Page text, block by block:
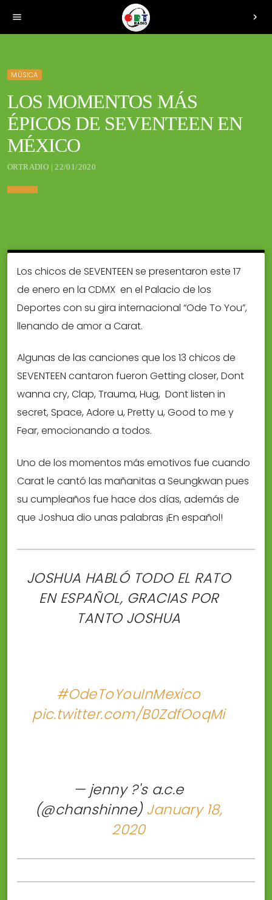
menu chevron_right
MÚSICA
LOS MOMENTOS MÁS
ÉPICOS DE SEVENTEEN EN
MÉXICO
ORTRADIO | 22/01/2020
Los chicos de SEVENTEEN se presentaron este 17
de enero en la CDMX en el Palacio de los
Deportes con su gira internacional “Ode To You”,
llenando de amor a Carat.
Algunas de las canciones que los 13 chicos de
SEVENTEEN cantaron fueron Getting closer, Dont
wanna cry, Clap, Trauma, Hug, Dont listen in
secret, Space, Adore u, Pretty u, Good to me y
Fear, emocionando a todos.
Uno de los momentos más emotivos fue cuando
Carat le cantó las mañanitas a Seungkwan pues
su cumpleaños fue hace dos días, además de
que Joshua dio unas palabras ¡En español!
JOSHUA HABLÓ TODO EL RATO
EN ESPAÑOL, GRACIAS POR
TANTO JOSHUA
#OdeToYouInMexico
pic.twitter.com/B0ZdfOoqMi
— jenny ?'s a.c.e
(@chanshinne)January 18,
2020